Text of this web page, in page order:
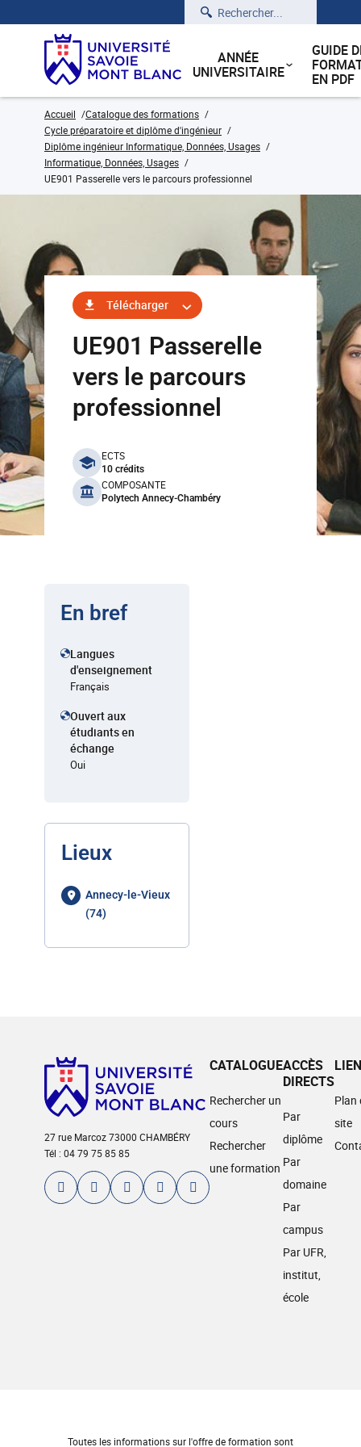
Rechercher
ANNÉE
UNIVERSITAIRE
GUIDE
EN PDF
Accueil
Catalogue des formations
Cycle préparatoire et diplôme d'ingénieur
Diplôme ingénieur Informatique, Données, Usages
Informatique, Données, Usages
UE901 Passerelle vers le parcours professionnel
Télécharger
UE901 Passerelle
vers le parcours
professionnel
benefits
ECTS
10 crédits
COMPOSANTE
Polytech Annecy-Chambéry
En bref
Langues
d'enseignement
Français
Ouvert aux
étudiants en
échange
Oui
Lieux
Annecy-le-Vieux
(74)
27 rue Marcoz 73000 CHAMBÉRY
Tél : 04 79 75 85 85
CATALOGUE
Rechercher un
cours
Rechercher
une formation
ACCÈS
DIRECTS
Par
diplôme
Par
domaine
Par
campus
Par UFR,
institut,
école
Plan
site
Toutes les informations sur l'offre de formation sont